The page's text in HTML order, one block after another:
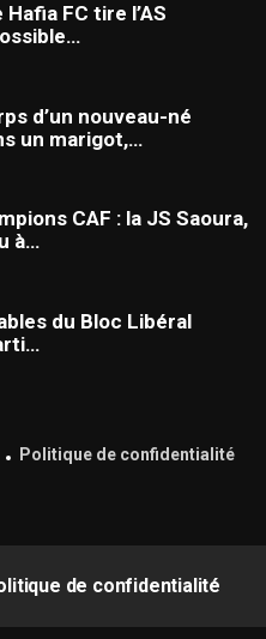
Hafia FC tire l’AS
d’un nouveau-né
un marigot,…
CAF : la JS Saoura,
à…
du Bloc Libéral
Politique de confidentialité
de confidentialité